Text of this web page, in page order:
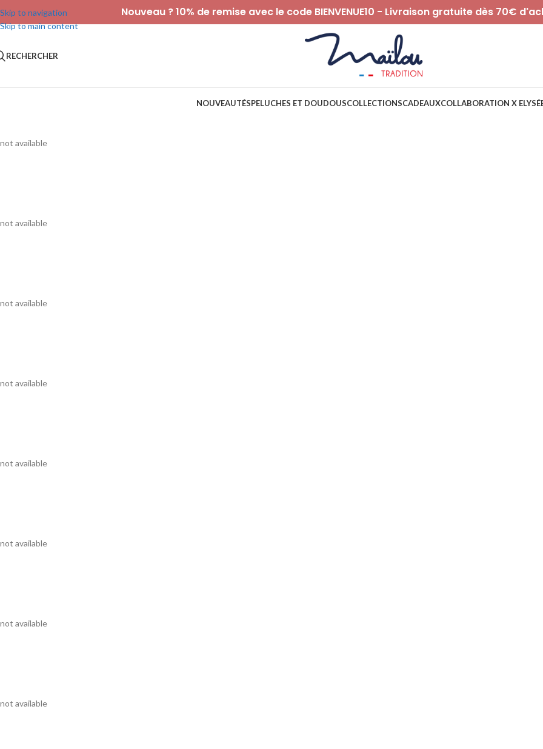
Skip to navigation
Skip to main content
Nouveau ? 10% de remise avec le code BIENVENUE10 - Livraison gratuite dès 70€
RECHERCHER
NOUVEAUTÉSPELUCHES ET DOUDOUSCOLLECTIONSCADEAUXCOLLABORATION X
not available
not available
not available
not available
not available
not available
not available
not available